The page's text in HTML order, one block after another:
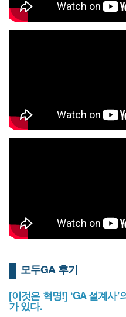
모두GA 후기
[이것은 혁명!] ‘GA 설계사
가 있다.